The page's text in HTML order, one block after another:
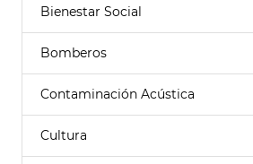
Bienestar Social
Bomberos
Contaminación Acústica
Cultura